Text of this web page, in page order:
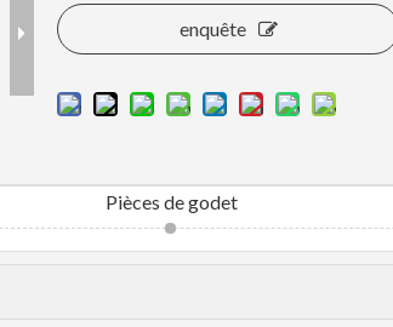
enquête
Pièces de godet